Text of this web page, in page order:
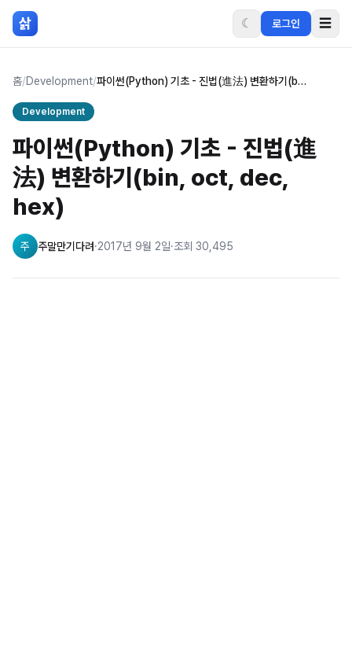
본문 바로가기
삵 ☾ 로그인 ☰
홈/Development/ 파이썬(Python) 기초 - 진법(進法) 변환하기(bin, oct, dec, hex)
Development
파이썬(Python) 기초 - 진법(進
法) 변환하기(bin, oct, dec,
hex)
주 주말만기다려·2017년 9월 2일·조회 30,495